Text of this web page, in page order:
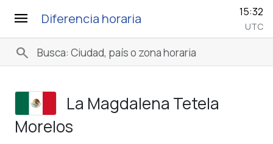
menu Diferencia horaria 15:32
UTC
search
La Magdalena Tetela
Morelos